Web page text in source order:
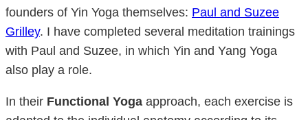
founders of Yin Yoga themselves: Paul and Suzee
Grilley. I have completed several meditation trainings
with Paul and Suzee, in which Yin and Yang Yoga
also play a role.
In their Functional Yoga approach, each exercise is